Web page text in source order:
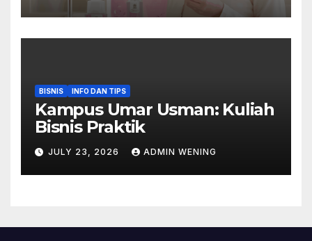
BISNIS INFO DAN TIPS
Kampus Umar Usman: Kuliah
Bisnis Praktik
JULY 23, 2026 ADMIN WENING